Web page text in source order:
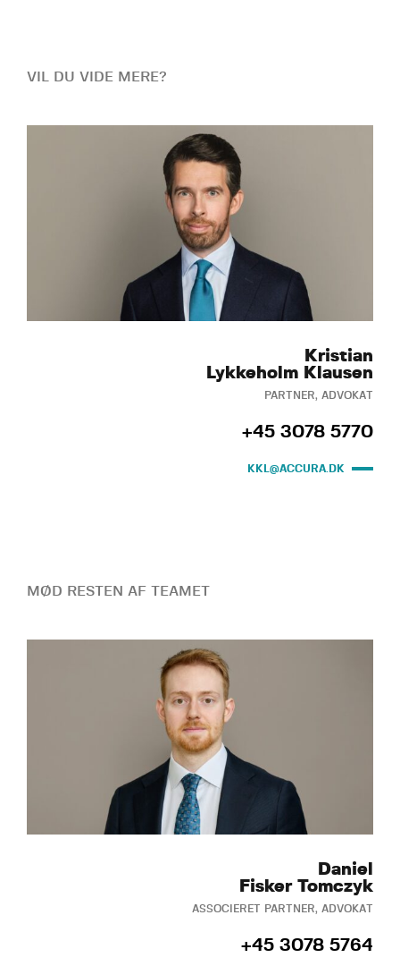
VIL DU VIDE MERE?
Kristian
Lykkeholm Klausen
PARTNER, ADVOKAT
+45 3078 5770
KKL@ACCURA.DK
MØD RESTEN AF TEAMET
Daniel
Fisker Tomczyk
ASSOCIERET PARTNER, ADVOKAT
+45 3078 5764